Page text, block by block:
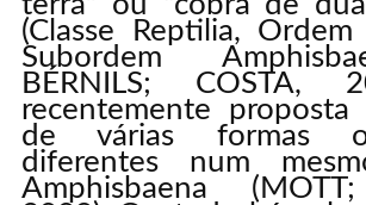
(Classe Reptilia, Ordem
Subordem
BÉRNILS; COSTA,
recentemente proposta
de várias formas
diferentes num
Amphisbaena